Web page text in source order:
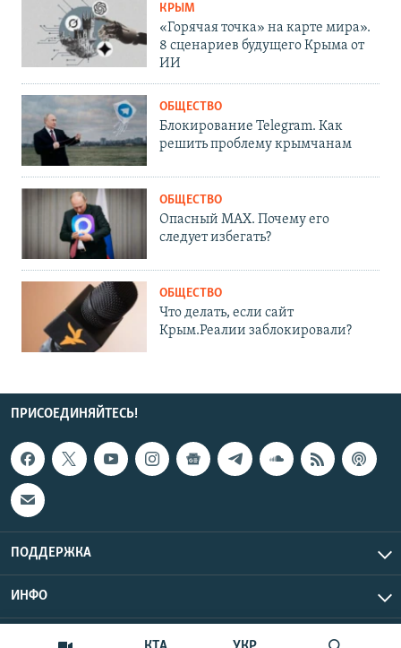
КРЫМ
«Горячая точка» на карте мира».
8 сценариев будущего Крыма от
ИИ
ОБЩЕСТВО
Блокирование Telegram. Как
решить проблему крымчанам
ОБЩЕСТВО
Опасный MAX. Почему его
следует избегать?
ОБЩЕСТВО
Что делать, если сайт
Крым.Реалии заблокировали?
ПРИСОЕДИНЯЙТЕСЬ!
ПОДДЕРЖКА
ИНФО
Copyright Крым.Реалии, 2026 | Все права защищены.
UTC+3